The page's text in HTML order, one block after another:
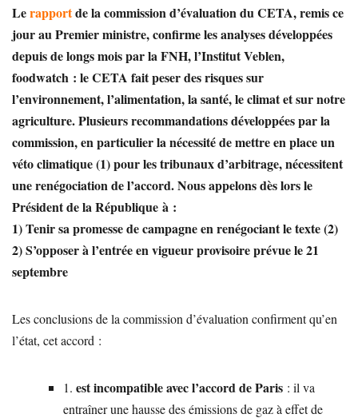
Lerapportde la commission d’évaluation du CETA, remis ce
jour au Premier ministre, confirme les analyses développées
depuis de longs mois par la FNH, l’Institut Veblen,
foodwatch : le CETA fait peser des risques sur
l’environnement, l’alimentation, la santé, le climat et sur notre
agriculture. Plusieurs recommandations développées par la
commission, en particulier la nécessité de mettre en place un
véto climatique (1) pour les tribunaux d’arbitrage, nécessitent
une renégociation de l’accord. Nous appelons dès lors le
Président de la République à :
1) Tenir sa promesse de campagne en renégociant le texte (2)
2) S’opposer à l’entrée en vigueur provisoire prévue le 21
septembre
Les conclusions de la commission d’évaluation confirment qu’en
l’état, cet accord :
1. est incompatible avec l’accord de Paris : il va
entraîner une hausse des émissions de gaz à effet de